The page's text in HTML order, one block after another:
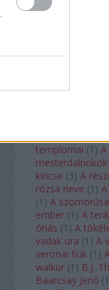
doktor úr
A
halott város
A karmeliták
A
A Magyar
templomai (1 )
mesterdalnokok
kincse (3) A
rózsa neve (1 )
(1 ) A
ember (1 ) A
óriás (1 ) A
vadak ura (1 ) A
veronai fiúk (1 )
walkür (1 ) B.J.
Baarcsay Jenő (1